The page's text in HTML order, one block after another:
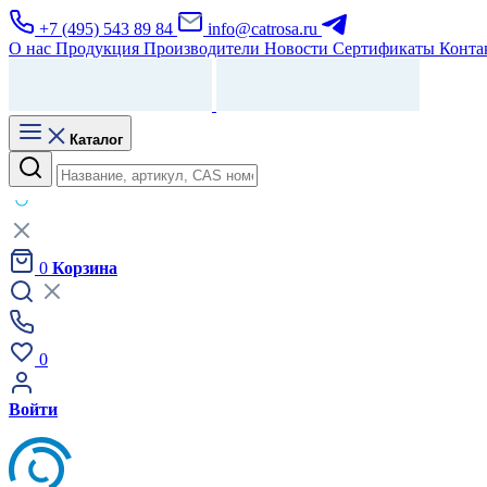
+7 (495) 543 89 84
info@catrosa.ru
О нас Продукция Производители Новости Сертификаты
Каталог
0 Корзина
0
Войти